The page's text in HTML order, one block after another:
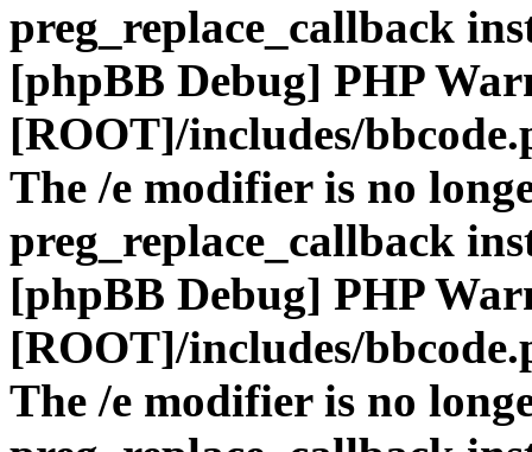
preg_replace_callback
[phpBB Debug] PHP
[ROOT]/includes/
The /e modifier is no
preg_replace_callback
[phpBB Debug] PHP
[ROOT]/includes/
The /e modifier is no